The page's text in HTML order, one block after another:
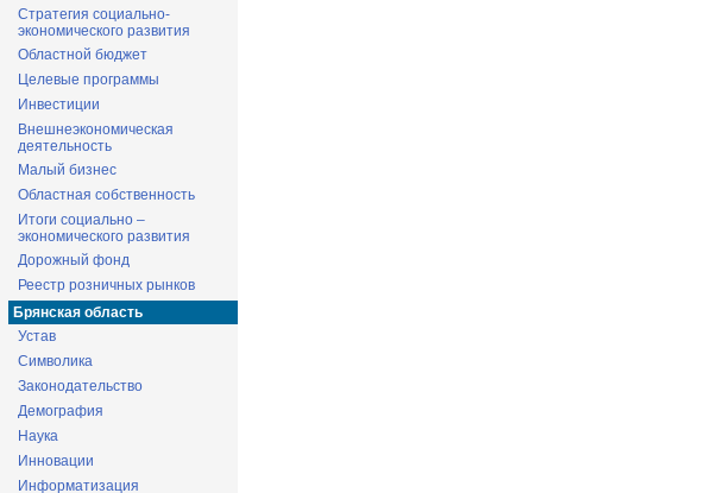
Стратегия социально-
экономического развития
Областной бюджет
Целевые программы
Инвестиции
Внешнеэкономическая
деятельность
Малый бизнес
Областная собственность
Итоги социально –
экономического развития
Дорожный фонд
Реестр розничных рынков
Брянская область
Устав
Символика
Законодательство
Демография
Наука
Инновации
Информатизация